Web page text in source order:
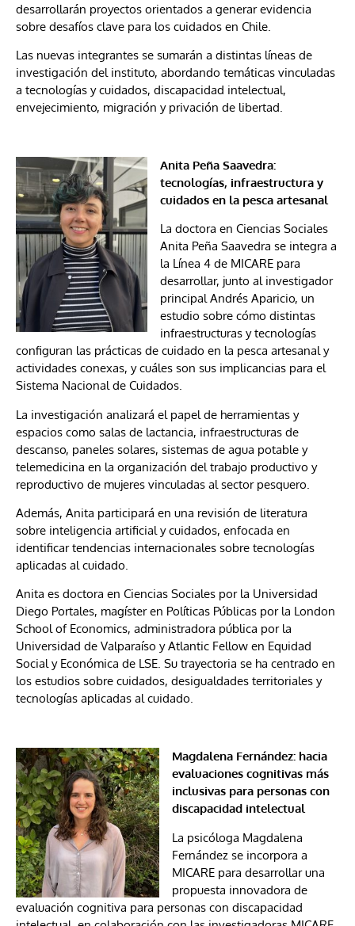
desarrollarán proyectos orientados a generar evidencia
sobre desafíos clave para los cuidados en Chile.
Las nuevas integrantes se sumarán a distintas líneas de
investigación del instituto, abordando temáticas vinculadas
a tecnologías y cuidados, discapacidad intelectual,
envejecimiento, migración y privación de libertad.
Anita Peña Saavedra:
tecnologías, infraestructura y
cuidados en la pesca artesanal
La doctora en Ciencias Sociales
Anita Peña Saavedra se integra a
la Línea 4 de MICARE para
desarrollar, junto al investigador
principal Andrés Aparicio, un
estudio sobre cómo distintas
infraestructuras y tecnologías
configuran las prácticas de cuidado en la pesca artesanal y
actividades conexas, y cuáles son sus implicancias para el
Sistema Nacional de Cuidados.
La investigación analizará el papel de herramientas y
espacios como salas de lactancia, infraestructuras de
descanso, paneles solares, sistemas de agua potable y
telemedicina en la organización del trabajo productivo y
reproductivo de mujeres vinculadas al sector pesquero.
Además, Anita participará en una revisión de literatura
sobre inteligencia artificial y cuidados, enfocada en
identificar tendencias internacionales sobre tecnologías
aplicadas al cuidado.
Anita es doctora en Ciencias Sociales por la Universidad
Diego Portales, magíster en Políticas Públicas por la London
School of Economics, administradora pública por la
Universidad de Valparaíso y Atlantic Fellow en Equidad
Social y Económica de LSE. Su trayectoria se ha centrado en
los estudios sobre cuidados, desigualdades territoriales y
tecnologías aplicadas al cuidado.
Magdalena Fernández: hacia
evaluaciones cognitivas más
inclusivas para personas con
discapacidad intelectual
La psicóloga Magdalena
Fernández se incorpora a
MICARE para desarrollar una
propuesta innovadora de
evaluación cognitiva para personas con discapacidad